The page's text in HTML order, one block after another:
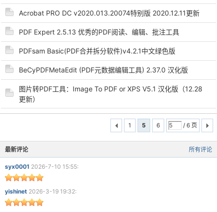
Acrobat PRO DC v2020.013.20074特别版 2020.12.11更新
PDF Expert 2.5.13 优秀的PDF阅读、编辑、批注工具
PDFsam Basic(PDF合并拆分软件)v4.2.1中文绿色版
BeCyPDFMetaEdit (PDF元数据编辑工具) 2.37.0 汉化版
图片转PDF工具：Image To PDF or XPS V5.1 汉化版（12.28
更新）
1 5 6 / 6 页
所有评论
最新评论
syx0001 2026-7-10 15:55:
yishinet 2026-3-19 19:32: